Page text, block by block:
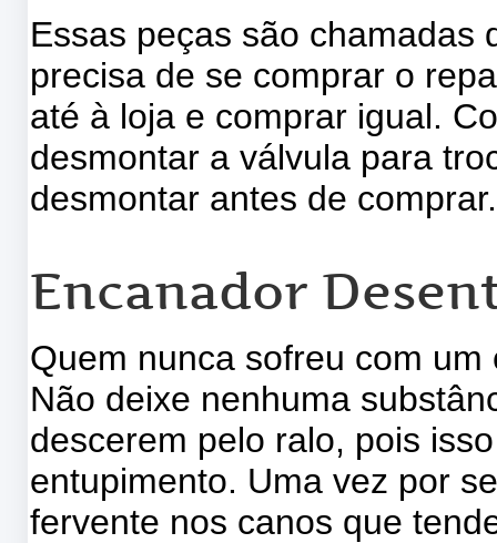
Essas peças são chamadas
precisa de se comprar o
até à loja e comprar igual.
desmontar a válvula para
desmontar antes de comprar.
Encanador
Quem nunca sofreu com
Não deixe nenhuma
descerem pelo ralo, pois
entupimento. Uma vez por
fervente nos canos que